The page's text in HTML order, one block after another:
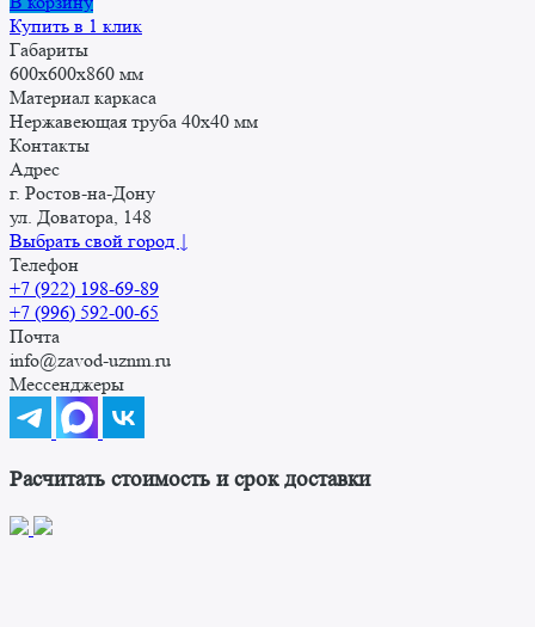
Купить в 1 клик
Габариты
600x600x860 мм
Материал каркаса
Нержавеющая труба 40х40 мм
Контакты
Адрес
г. Ростов-на-Дону
ул. Доватора, 148
Выбрать свой город ↓
Телефон
+7 (922) 198-69-89
+7 (996) 592-00-65
Почта
info@zavod-uznm.ru
Мессенджеры
Расчитать стоимость и срок доставки